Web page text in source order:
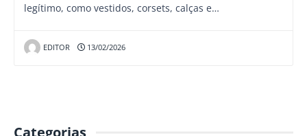
legítimo, como vestidos, corsets, calças e…
EDITOR 13/02/2026
Categorias